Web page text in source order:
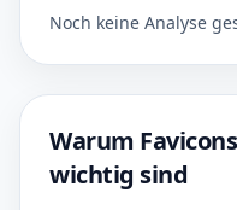
Noch keine Analyse
Warum
wichtig sind